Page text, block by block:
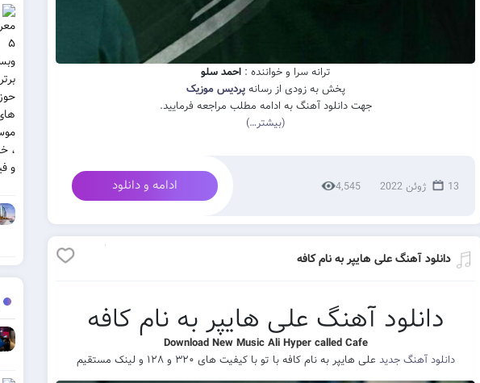
ترانه سرا و خواننده :احمد سلو
پخش به زودی از رسانهپردیس موزیک
جهت دانلود آهنگ به ادامه مطلب مراجعه فرمایید.
(بیشتر…)
13 ژوئن 2022 4,545 ادامه و دانلود
دانلود آهنگ علی هایپر به نام کافه
دانلود آهنگ علی هایپر به نام کافه
Download New Music Ali Hyper called Cafe
دانلود آهنگ جدید علی هایپر به نام کافه با تو با کیفیت های ۳۲۰ و ۱۲۸ و لینک مستقیم